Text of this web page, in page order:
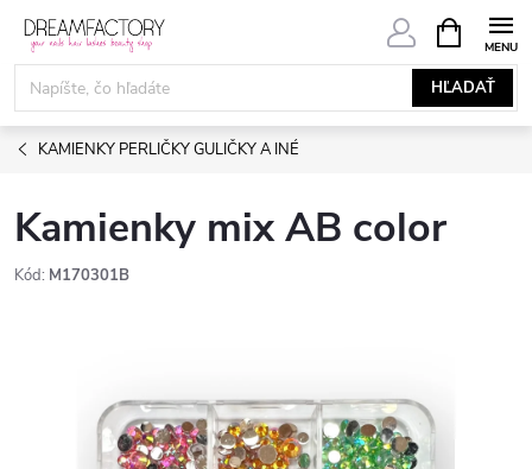
Prejsť
obsah
HĽADAŤ
KOŠÍK
KAMIENKY PERLIČKY GULIČKY A INÉ
Kamienky mix AB color
Kód: M170301B